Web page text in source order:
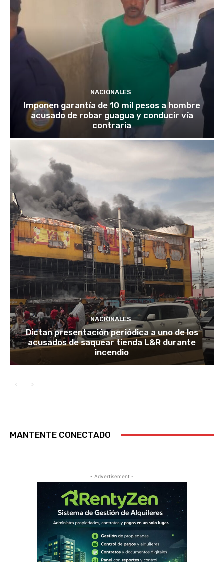
NACIONALES
Imponen garantía de 10 mil pesos a hombre
acusado de robar guagua y conducir vía
contraria
NACIONALES
Dictan presentación periódica a uno de los
acusados de saquear tienda L&R durante
incendio
MANTENTE CONECTADO
- Advertisement -